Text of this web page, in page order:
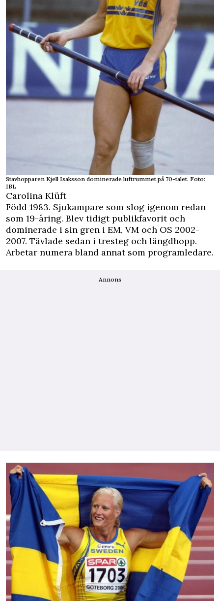
Stavhopparen Kjell Isaksson dominerade luftrummet på 70-talet. Foto:
IBL
Carolina Klüft
Född 1983. Sjukampare som slog igenom redan
som 19-åring. Blev tidigt publikfavorit och
dominerade i sin gren i EM, VM och OS 2002-
2007. Tävlade sedan i tresteg och längdhopp.
Arbetar numera bland annat som programledare.
Annons